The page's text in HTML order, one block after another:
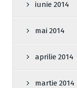
iunie 2014
mai 2014
aprilie 2014
martie 2014